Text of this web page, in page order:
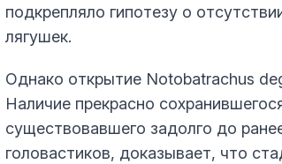
подкрепляло гипотезу о
лягушек.
Однако открытие Notobatrachus
Наличие прекрасно
существовавшего задолго до
головастиков, доказывает, что